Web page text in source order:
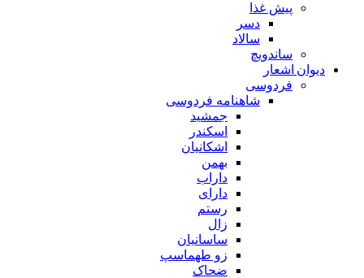
پیش غذا
دسر
سالاد
ساندویچ
دیوان اشعار
فردوسی
شاهنامه فردوسی
جمشید
اسکندر
اشکانیان
بهمن
داراب
دارای
رستم
زال
ساسانیان
زو طهماسپ‏
ضحاک